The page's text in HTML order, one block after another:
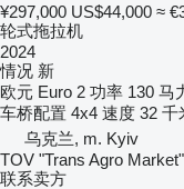
¥297,000 US$44,000 ≈
轮式拖拉机
2024
情况 新
欧元 Euro 2 功率 130 马
车桥配置 4x4 速度 32 千
乌克兰, m. Kyiv
TOV "Trans Agro Market"
联系卖方